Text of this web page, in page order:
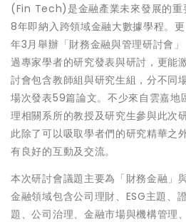
(Fin Tech)是金融產業未來發展的重
8年即納入跨領域金融大數據學程。
年3月舉辦「財務金融與管理研討會
過專家學者的研究發表與研討，更能
討會包含教師組與研究生組，分不同
場次發表59篇論文。不少來自雲嘉地
理相關系所的教授及研究生參與此次
此除了可以吸取學者們的研究精華之
有良好的互動及交流。
本次研討會議題主要為「財務金融」
金融領域包含公司理財、ESG主題
題、公司治理、金融市場與機構管理